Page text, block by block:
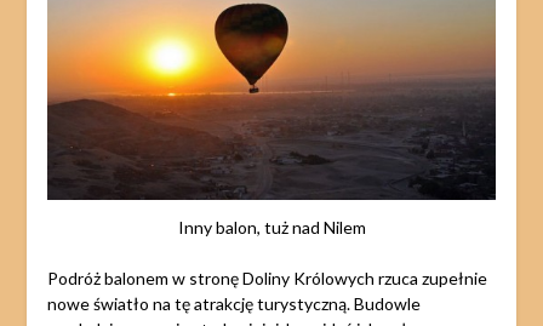
Inny balon, tuż nad Nilem
Podróż balonem w stronę Doliny Królowych rzuca zupełnie
nowe światło na tę atrakcję turystyczną. Budowle